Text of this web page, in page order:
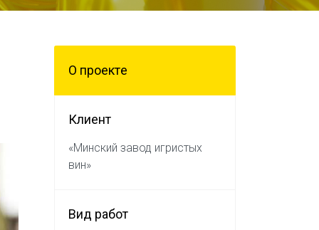
О проектe
Клиент
«Минский завод игристых
вин»
Вид работ